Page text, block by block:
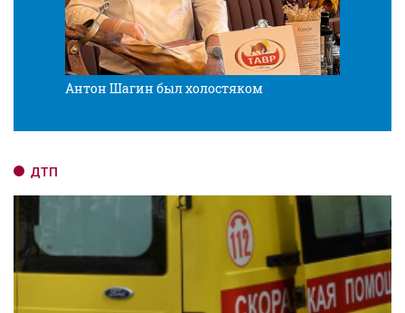
Антон Шагин был холостяком
ДТП